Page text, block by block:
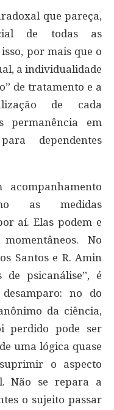
que pareça,
de todas as
por mais que o
a individualidade
de tratamento e a
de cada
permanência em
dependentes
as medidas
aí. Elas podem e
No
Santos e R. Amin
de psicanálise”, é
no do
da ciência,
pode ser
uma lógica quase
o aspecto
Não se repara a
o sujeito passar